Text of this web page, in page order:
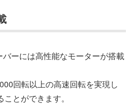
ーには高性能なモーターが搭載
回転以上の高速回転を実現し
とができます。